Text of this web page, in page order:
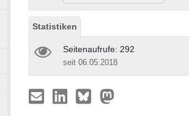
Statistiken
Seitenaufrufe: 292
seit 06.05.2018